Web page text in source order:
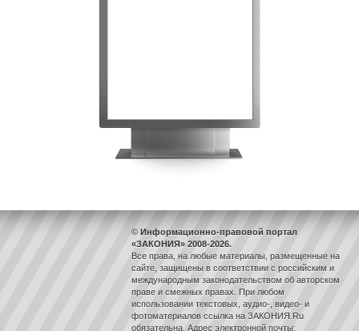
© Информационно-правовой портал
«ЗАКОНИЯ» 2008-2026.
Все права, на любые материалы, размещенные на
сайте, защищены в соответствии с российским и
международным законодательством об авторском
праве и смежных правах. При любом
использовании текстовых, аудио-, видео- и
фотоматериалов ссылка на ЗАКОНИЯ.Ru
обязательна. Адрес электронной почты: